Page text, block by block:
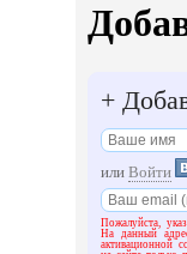
+
или Войти
Пожалуйста,
На данный
активационной